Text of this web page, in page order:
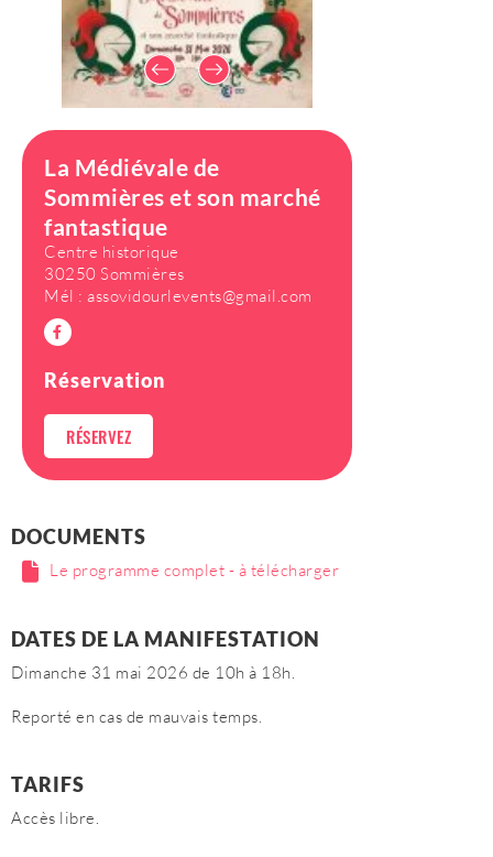
La Médiévale de
Sommières et son marché
fantastique
Centre historique
30250 Sommières
Mél : assovidourlevents@gmail.com
Réservation
RÉSERVEZ
DOCUMENTS
Le programme complet - à télécharger
DATES DE LA MANIFESTATION
Dimanche 31 mai 2026 de 10h à 18h.
Reporté en cas de mauvais temps.
TARIFS
Accès libre.